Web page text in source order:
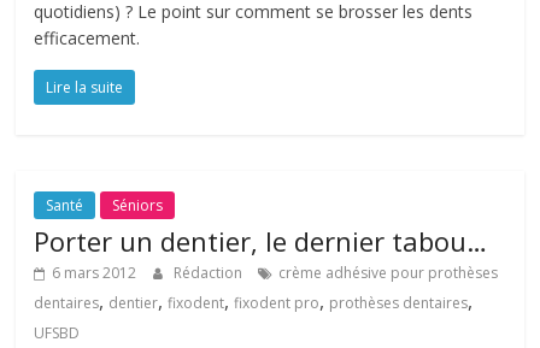
quotidiens) ? Le point sur comment se brosser les dents
efficacement.
Lire la suite
Santé Séniors
Porter un dentier, le dernier tabou…
6 mars 2012 Rédaction
crème adhésive pour prothèses
dentaires, dentier,fixodent,fixodent pro, prothèses dentaires,
UFSBD